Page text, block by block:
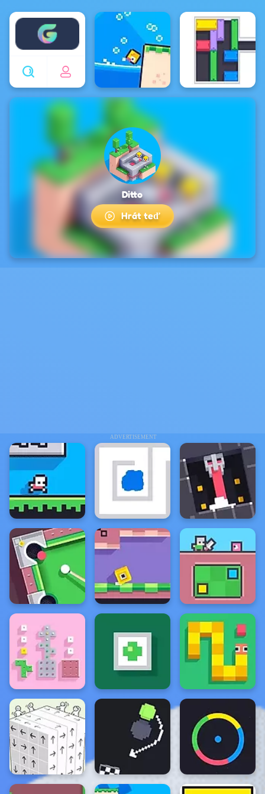
Enjoy4fun
ADVERTISEMENT
Ditto
Hrát teď